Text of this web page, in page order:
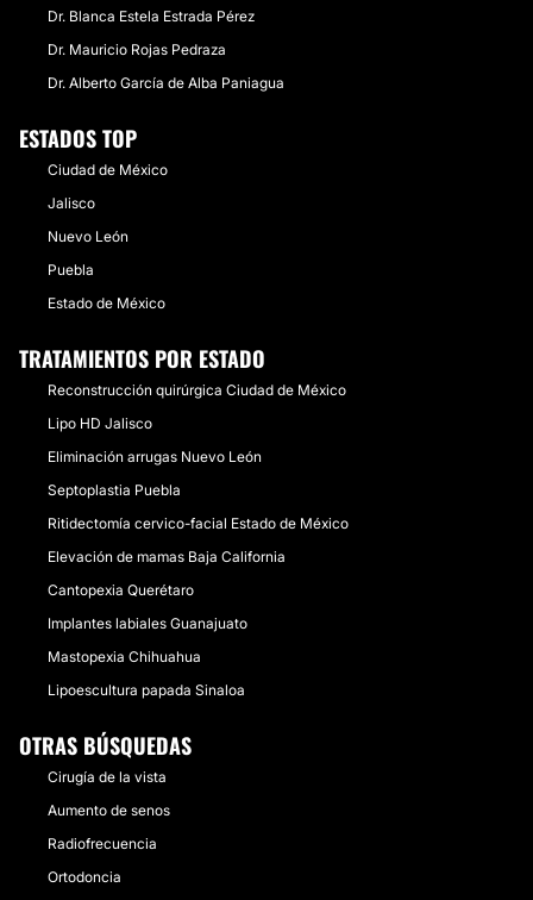
Dr. Blanca Estela Estrada Pérez
Dr. Mauricio Rojas Pedraza
Dr. Alberto García de Alba Paniagua
ESTADOS TOP
Ciudad de México
Jalisco
Nuevo León
Puebla
Estado de México
TRATAMIENTOS POR ESTADO
Reconstrucción quirúrgica Ciudad de México
Lipo HD Jalisco
Eliminación arrugas Nuevo León
Septoplastia Puebla
Ritidectomía cervico-facial Estado de México
Elevación de mamas Baja California
Cantopexia Querétaro
Implantes labiales Guanajuato
Mastopexia Chihuahua
Lipoescultura papada Sinaloa
OTRAS BÚSQUEDAS
Cirugía de la vista
Aumento de senos
Radiofrecuencia
Ortodoncia